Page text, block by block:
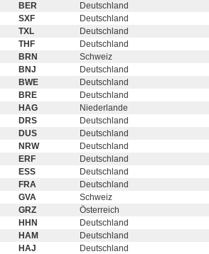
BER
Deutschland
SXF
Deutschland
TXL
Deutschland
THF
Deutschland
BRN
Schweiz
BNJ
Deutschland
BWE
Deutschland
BRE
Deutschland
HAG
Niederlande
DRS
Deutschland
DUS
Deutschland
NRW
Deutschland
ERF
Deutschland
ESS
Deutschland
FRA
Deutschland
GVA
Schweiz
GRZ
Österreich
HHN
Deutschland
HAM
Deutschland
HAJ
Deutschland